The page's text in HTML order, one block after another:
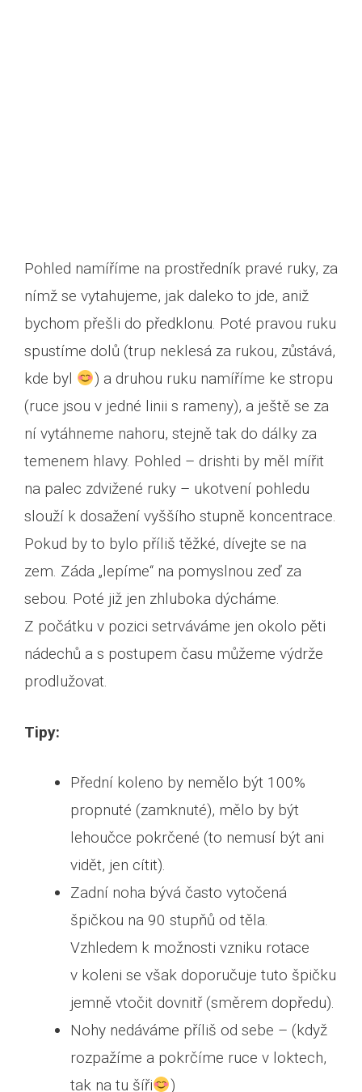
Pohled namíříme na prostředník pravé ruky, za
nímž se vytahujeme, jak daleko to jde, aniž
bychom přešli do předklonu. Poté pravou ruku
spustíme dolů (trup neklesá za rukou, zůstává,
kde byl
) a druhou ruku namíříme ke stropu
(ruce jsou v jedné linii s rameny), a ještě se za
ní vytáhneme nahoru, stejně tak do dálky za
temenem hlavy. Pohled – drishti by měl mířit
na palec zdvižené ruky – ukotvení pohledu
slouží k dosažení vyššího stupně koncentrace.
Pokud by to bylo příliš těžké, dívejte se na
zem. Záda „lepíme“ na pomyslnou zeď za
sebou. Poté již jen zhluboka dýcháme.
Z počátku v pozici setrváváme jen okolo pěti
nádechů a s postupem času můžeme výdrže
prodlužovat.
Tipy:
Přední koleno by nemělo být 100%
propnuté (zamknuté), mělo by být
lehoučce pokrčené (to nemusí být ani
vidět, jen cítit).
Zadní noha bývá často vytočená
špičkou na 90 stupňů od těla.
Vzhledem k možnosti vzniku rotace
v koleni se však doporučuje tuto špičku
jemně vtočit dovnitř (směrem dopředu).
Nohy nedáváme příliš od sebe – (když
rozpažíme a pokrčíme ruce v loktech,
tak na tu šíři
)